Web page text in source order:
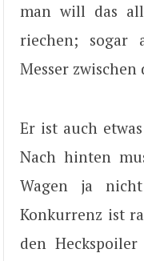
man will das
riechen; sogar
Messer zwischen
Er ist auch
Nach hinten
Wagen ja
Konkurrenz ist
den